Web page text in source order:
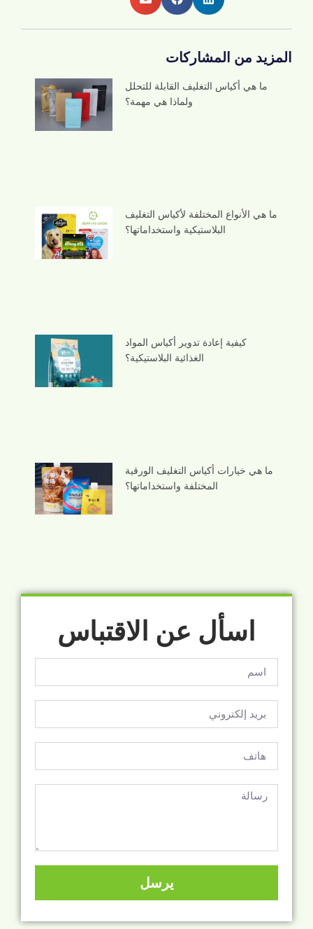
المزيد من المشاركات
ما هي أكياس التغليف القابلة للتحلل
ولماذا هي مهمة؟
ما هي الأنواع المختلفة لأكياس التغليف
البلاستيكية واستخداماتها؟
كيفية إعادة تدوير أكياس المواد
الغذائية البلاستيكية؟
ما هي خيارات أكياس التغليف الورقية
المختلفة واستخداماتها؟
اسأل عن الاقتباس
يرسل